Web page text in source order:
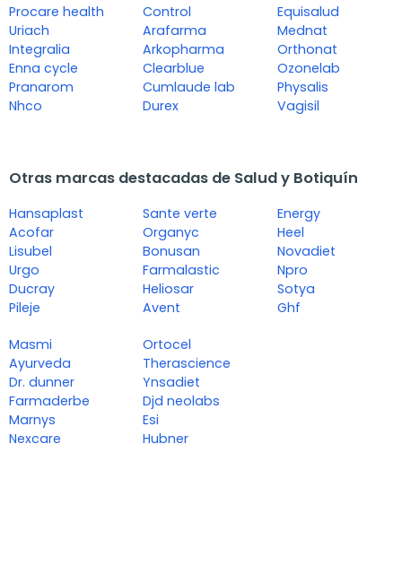
Procare health
Uriach
Integralia
Enna cycle
Pranarom
Nhco
Control
Arafarma
Arkopharma
Clearblue
Cumlaude lab
Durex
Equisalud
Mednat
Orthonat
Ozonelab
Physalis
Vagisil
Otras marcas destacadas de Salud y Botiquín
Hansaplast
Acofar
Lisubel
Urgo
Ducray
Pileje
Sante verte
Organyc
Bonusan
Farmalastic
Heliosar
Avent
Energy
Heel
Novadiet
Npro
Sotya
Ghf
Masmi
Ayurveda
Dr. dunner
Farmaderbe
Marnys
Nexcare
Ortocel
Therascience
Ynsadiet
Djd neolabs
Esi
Hubner